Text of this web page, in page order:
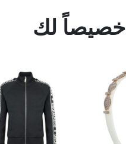
خصيصاً لك